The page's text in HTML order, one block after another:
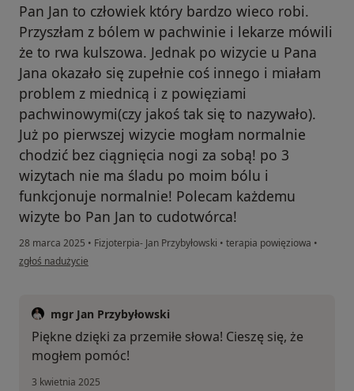
Pan Jan to człowiek który bardzo wieco robi.
Przyszłam z bólem w pachwinie i lekarze mówili
że to rwa kulszowa. Jednak po wizycie u Pana
Jana okazało się zupełnie coś innego i miałam
problem z miednicą i z powięziami
pachwinowymi(czy jakoś tak się to nazywało).
Już po pierwszej wizycie mogłam normalnie
chodzić bez ciągnięcia nogi za sobą! po 3
wizytach nie ma śladu po moim bólu i
funkcjonuje normalnie! Polecam każdemu
wizyte bo Pan Jan to cudotwórca!
28 marca 2025 • Fizjoterpia- Jan Przybyłowski • terapia powięziowa •
w opinii użytkownika Katarzyna
zgłoś nadużycie
mgr Jan Przybyłowski
Piękne dzięki za przemiłe słowa! Cieszę się, że
mogłem pomóc!
3 kwietnia 2025